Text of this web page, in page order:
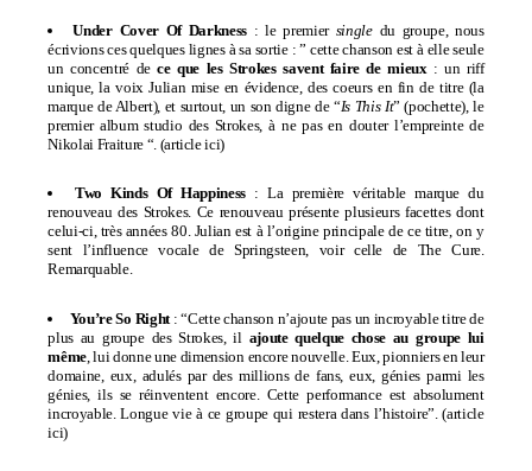
Under Cover Of Darkness : le premier singledu groupe, nous
écrivions ces quelques lignes à sa sortie : ” cette chanson est à elle seule
un concentré dece que les Strokes savent faire de mieux : un riff
unique, la voix Julian mise en évidence, des coeurs en fin de titre (la
marque de Albert), et surtout, un son digne de “Is This It” (pochette), le
premier album studio des Strokes, à ne pas en douter l’empreinte de
Nikolai Fraiture “. (article ici)
Two Kinds Of Happiness : La première véritable marque du
renouveau des Strokes. Ce renouveau présente plusieurs facettes dont
celui-ci, très années 80. Julian est à l’origine principale de ce titre, on y
sent l’influence vocale de Springsteen, voir celle de The Cure.
Remarquable.
You’re So Right: “Cette chanson n’ajoute pas un incroyable titre de
plus au groupe des Strokes, il ajoute quelque chose au groupe lui
même, lui donne une dimension encore nouvelle. Eux, pionniers en leur
domaine, eux, adulés par des millions de fans, eux, génies parmi les
génies, ils se réinventent encore. Cette performance est absolument
incroyable. Longue vie à ce groupe qui restera dans l’histoire”. (article
ici)